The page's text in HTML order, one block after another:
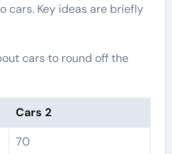
cars. Key ideas are briefly
cars to round off the
Cars 2
70